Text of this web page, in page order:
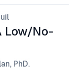
Low/No-
PhD.